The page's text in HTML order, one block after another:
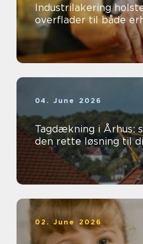
Industrilakering holstebro
overflader til både
04. June 2026
Tagdækning i Århus:
den rette løsning til
02. June 2026